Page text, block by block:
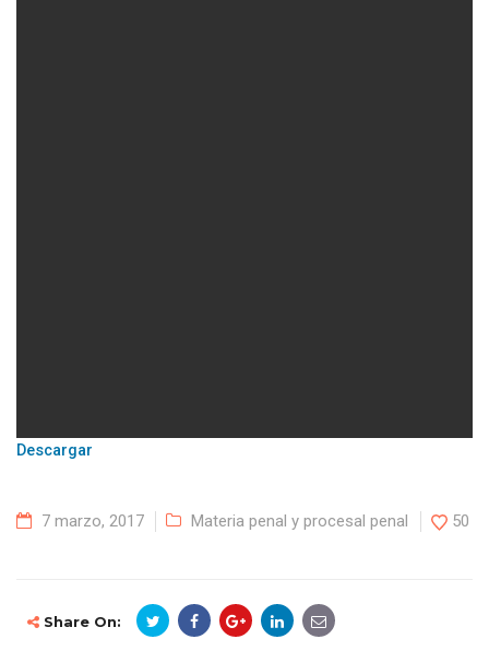
Descargar
7 marzo, 2017 Materia penal y procesal penal 50
Share On: